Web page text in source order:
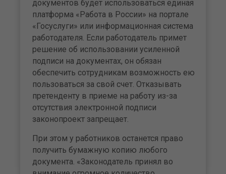
документов будет использоваться единая
платформа «Работа в России» на портале
«Госуслуги» или информационная система
работодателя. Если работодатель примет
решение об использовании усиленной
подписи на документах, он обязан
обеспечить сотрудникам возможность ею
пользоваться за свой счет. Отказывать
претенденту в приеме на работу из-за
отсутствия электронной подписи
законопроект запрещает.
При этом у работников останется право
получить бумажную копию любого
документа. «Законодатель принял во